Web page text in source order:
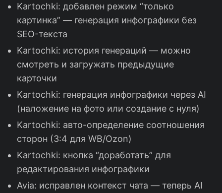
Kartochki: добавлен режим “только
картинка” — генерация инфографики без
SEO-текста
Kartochki: история генераций — можно
смотреть и загружать предыдущие
карточки
Kartochki: генерация инфографики через AI
(наложение на фото или создание с нуля)
Kartochki: авто-определение соотношения
сторон (3:4 для WB/Ozon)
Kartochki: кнопка “доработать” для
редактирования инфографики
Avia: исправлен контекст чата — теперь AI